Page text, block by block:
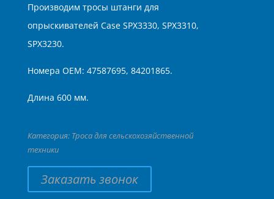
Производим тросы штанги для
опрыскивателей Case SPX3330, SPX3310,
SPX3230.
Номера ОЕМ: 47587695, 84201865.
Длина 600 мм.
Категория: Троса для сельскохозяйственной
техники
Заказать звонок